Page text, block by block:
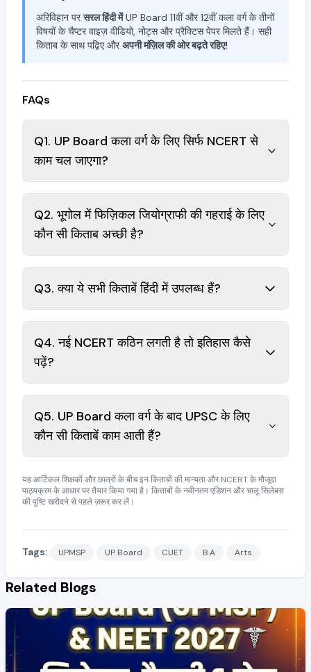
अरिविहान परसरल हिंदी मेंUP Board 11वीं और 12वीं कला वर्ग के तीनों
विषयों के चैप्टर वाइज़ वीडियो, नोट्स और प्रैक्टिस पेपर मिलते हैं। सही
किताब के साथ पढ़िए औरअपनी मंज़िल की ओर बढ़ते रहिए!
FAQs
Q1. UP Board कला वर्ग के लिए सिर्फ NCERT से
काम चल जाएगा?
Q2. भूगोल में फिज़िकल जियोग्राफी की गहराई के लिए
कौन सी किताब अच्छी है?
Q3. क्या ये सभी किताबें हिंदी में उपलब्ध हैं?
Q4. नई NCERT कठिन लगती है तो इतिहास कैसे
पढ़ें?
Q5. UP Board कला वर्ग के बाद UPSC के लिए
कौन सी किताबें काम आती हैं?
यह आर्टिकल शिक्षकों और छात्रों के बीच इन किताबों की मान्यता और NCERT के मौजूदा
पाठ्यक्रम के आधार पर तैयार किया गया है। किताबों के नवीनतम एडिशन और चालू सिलेबस
की पुष्टि खरीदने से पहले ज़रूर कर लें।
Tags: UPMSP UP Board CUET B.A Arts
Related Blogs